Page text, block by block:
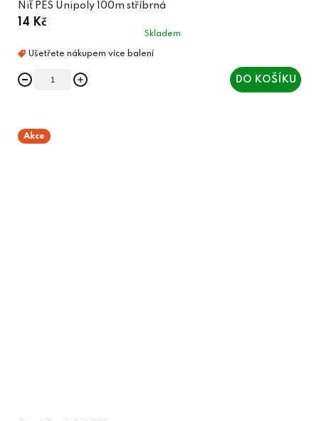
Niť PES Unipoly 100m stříbrná
14 Kč
Skladem
DO KOŠÍKU
Akce